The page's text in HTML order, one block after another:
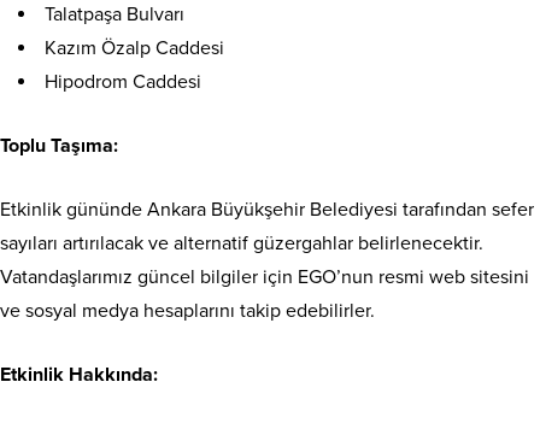
Talatpaşa Bulvarı
Kazım Özalp Caddesi
Hipodrom Caddesi
Toplu Taşıma:
Etkinlik gününde Ankara Büyükşehir Belediyesi tarafından sefer
sayıları artırılacak ve alternatif güzergahlar belirlenecektir.
Vatandaşlarımız güncel bilgiler için EGO’nun resmi web sitesini
ve sosyal medya hesaplarını takip edebilirler.
Etkinlik Hakkında: